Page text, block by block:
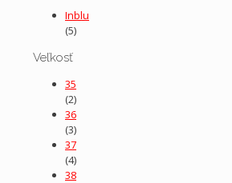
Inblu
(5)
Veľkosť
35
(2)
36
(3)
37
(4)
38